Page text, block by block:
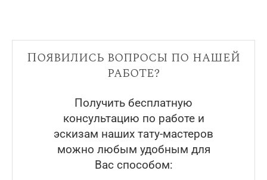
Появились вопросы по нашей
работе?
Получить бесплатную
консультацию по работе и
эскизам наших тату-мастеров
можно любым удобным для
Вас способом: